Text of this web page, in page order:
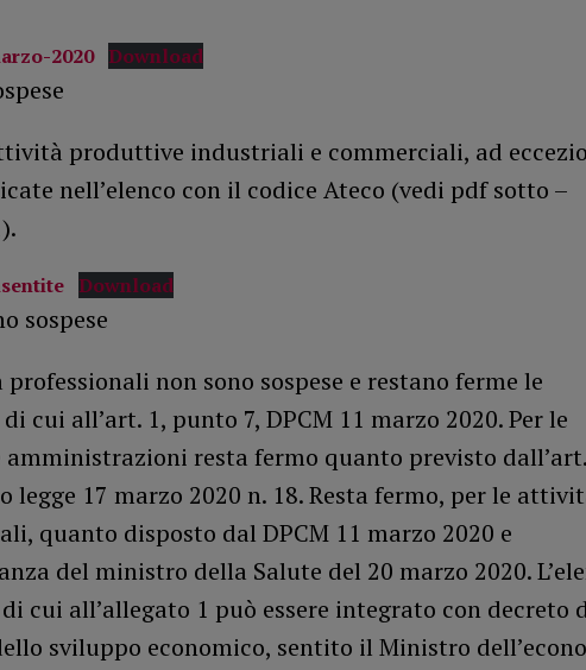
2020 Download
produttive industriali e commerciali, ad
nell’elenco con il codice Ateco (vedi pdf sotto –
Download
sospese
non sono sospese e restano ferme le
cui all’art. 1, punto 7, DPCM 11 marzo 2020. Per le
resta fermo quanto previsto
legge 17 marzo 2020 n. 18. Resta fermo, per le
quanto disposto dal DPCM 11 marzo 2020 e
del ministro della Salute del 20 marzo 2020.
cui all’allegato 1 può essere integrato con decreto
sviluppo economico, sentito il Ministro